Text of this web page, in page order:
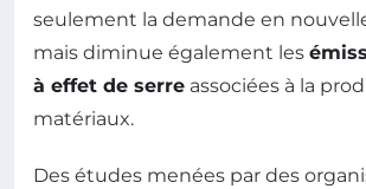
seulement la demande en
mais diminue également les
à effet de serre associées à la
matériaux.
Des études menées par des